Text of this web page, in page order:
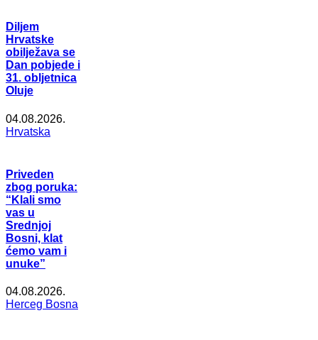
Diljem
Hrvatske
obilježava se
Dan pobjede i
31. obljetnica
Oluje
04.08.2026.
Hrvatska
Priveden
zbog poruka:
“Klali smo
vas u
Srednjoj
Bosni, klat
ćemo vam i
unuke”
04.08.2026.
Herceg Bosna